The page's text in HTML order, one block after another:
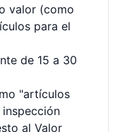
valor (como
para el
de 15 a 30
"artículos
al Valor